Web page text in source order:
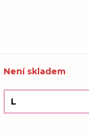
Není skladem